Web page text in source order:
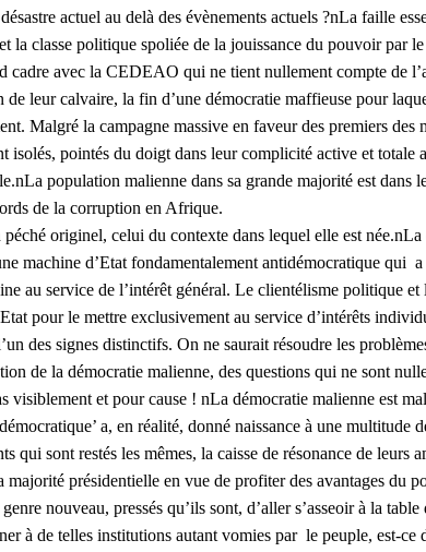
actuel au delà des évènements actuels ?nLa faille
la classe politique spoliée de la jouissance du pouvoir par
cadre avec la CEDEAO qui ne tient nullement compte de
de leur calvaire, la fin d’une démocratie maffieuse pour
Malgré la campagne massive en faveur des premiers
isolés, pointés du doigt dans leur complicité active et
population malienne dans sa grande majorité est
de la corruption en Afrique.
originel, celui du contexte dans lequel elle est
machine d’Etat fondamentalement antidémocratique
au service de l’intérêt général. Le clientélisme politique
pour le mettre exclusivement au service d’intérêts
des signes distinctifs. On ne saurait résoudre les
de la démocratie malienne, des questions qui ne sont
visiblement et pour cause ! nLa démocratie malienne est
a, en réalité, donné naissance à une
qui sont restés les mêmes, la caisse de résonance de
présidentielle en vue de profiter des avantages du
genre nouveau, pressés qu’ils sont, d’aller s’asseoir à la
à de telles institutions autant vomies par le peuple, est-